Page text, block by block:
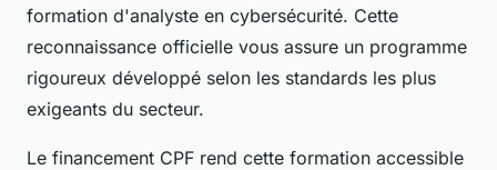
formation d'analyste en cybersécurité. Cette
reconnaissance officielle vous assure un programme
rigoureux développé selon les standards les plus
exigeants du secteur.
Le financement CPF rend cette formation accessible